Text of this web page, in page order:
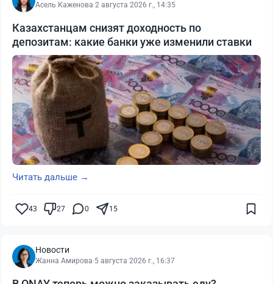
Асель Каженова·2 августа 2026 г., 14:35
Казахстанцам снизят доходность по
депозитам: какие банки уже изменили ставки
Читать дальше →
43 27 0 15
Новости
Жанна Амирова·5 августа 2026 г., 16:37